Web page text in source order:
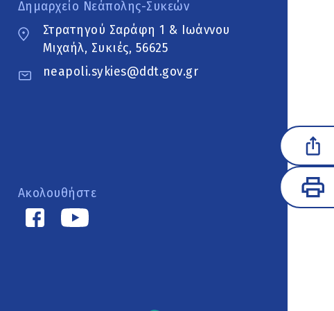
Δημαρχείο Νεάπολης-Συκεών
Στρατηγού Σαράφη 1 & Ιωάννου
Μιχαήλ, Συκιές, 56625
neapoli.sykies@ddt.gov.gr
Ακολουθήστε